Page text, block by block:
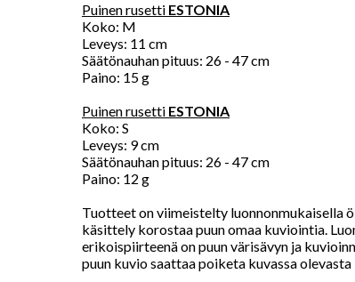
Puinen rusetti ESTONIA
Koko: M
Leveys: 11 cm
Säätönauhan pituus: 26 - 47 cm
Paino: 15 g
Puinen rusetti ESTONIA
Koko: S
Leveys: 9 cm
Säätönauhan pituus: 26 - 47 cm
Paino: 12 g
Tuotteet on viimeistelty luonnonmukaisella
käsittely korostaa puun omaa kuviointia.
erikoispiirteenä on puun värisävyn ja
puun kuvio saattaa poiketa kuvassa